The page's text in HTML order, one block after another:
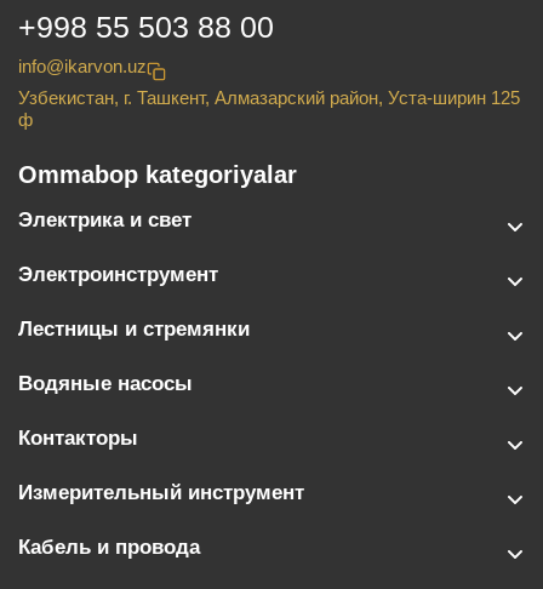
+998 55 503 88 00
info@ikarvon.uz
Узбекистан, г. Ташкент, Алмазарский район, Уста-ширин 125
ф
Ommabop kategoriyalar
Электрика и свет
Электроинструмент
Лестницы и стремянки
Водяные насосы
Контакторы
Измерительный инструмент
Кабель и провода